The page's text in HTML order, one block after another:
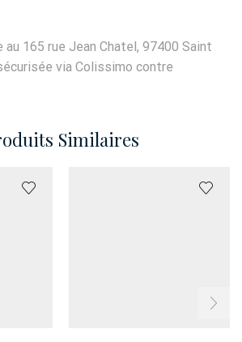
165 rue Jean Chatel, 97400 Saint
via Colissimo contre
Similaires